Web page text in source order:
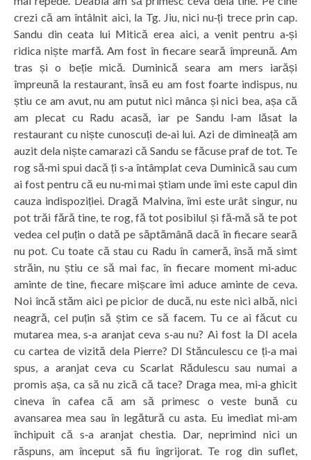
crezi că am întâlnit aici, la Tg. Jiu, nici nu‑ți trece prin cap.
Sandu din ceata lui Mitică erea aici, a venit pentru a‑și
ridica niște marfă. Am fost în fiecare seară împreună. Am
tras și o beție mică. Duminică seara am mers iarăși
împreună la restaurant, însă eu am fost foarte indispus, nu
știu ce am avut, nu am putut nici mânca și nici bea, așa că
am plecat cu Radu acasă, iar pe Sandu l‑am lăsat la
restaurant cu niște cunoscuți de‑ai lui. Azi de dimineață am
auzit dela niște camarazi că Sandu se făcuse praf de tot. Te
rog să‑mi spui dacă ți s‑a întâmplat ceva Duminică sau cum
ai fost pentru că eu nu‑mi mai știam unde îmi este capul din
cauza indispoziției. Dragă Malvina, îmi este urât singur, nu
pot trăi fără tine, te rog, fă tot posibilul și fă‑mă să te pot
vedea cel puțin o dată pe săptămână dacă în fiecare seară
nu pot. Cu toate că stau cu Radu în cameră, însă mă simt
străin, nu știu ce să mai fac, în fiecare moment mi‑aduc
aminte de tine, fiecare mișcare îmi aduce aminte de ceva.
Noi încă stăm aici pe picior de ducă, nu este nici albă, nici
neagră, cel puțin să știm ce să facem. Tu ce ai făcut cu
mutarea mea, s‑a aranjat ceva s‑au nu? Ai fost la Dl acela
cu cartea de vizită dela Pierre? Dl Stănculescu ce ți‑a mai
spus, a aranjat ceva cu Scarlat Rădulescu sau numai a
promis așa, ca să nu zică că tace? Draga mea, mi‑a ghicit
cineva în cafea că am să primesc o veste bună cu
avansarea mea sau în legătură cu asta. Eu imediat mi‑am
închipuit că s‑a aranjat chestia. Dar, neprimind nici un
răspuns, am început să fiu îngrijorat. Te rog din suflet,